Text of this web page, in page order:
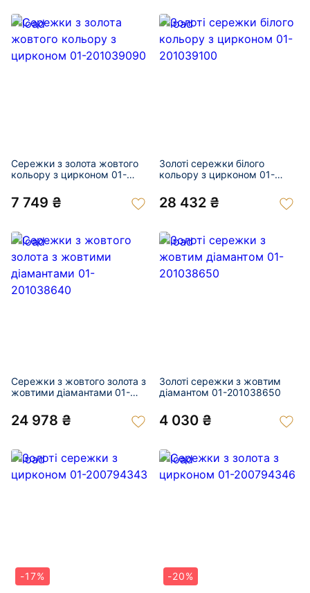
Сережки з золота жовтого
кольору з цирконом 01-
7 749 ₴
Золоті сережки білого
кольору з цирконом 01-
28 432 ₴
Сережки з жовтого золота з
жовтими діамантами 01-
24 978 ₴
Золоті сережки з жовтим
діамантом 01-201038650
4 030 ₴
-17%
-20%